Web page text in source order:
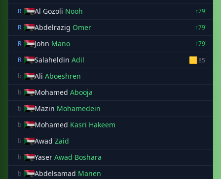
R
Al Gozoli Nooh
↑79'
R
Abdelrazig Omer
↑79'
R
John Mano
↑79'
R
Salaheldin Adil 🟨85'
b
Ali Aboeshren
b Mohamed Abooja
b Mazin Mohamedein
b Mohamed Kasri Hakeem
b Awad Zaid
b Yaser Awad Boshara
b Abdelsamad Manen